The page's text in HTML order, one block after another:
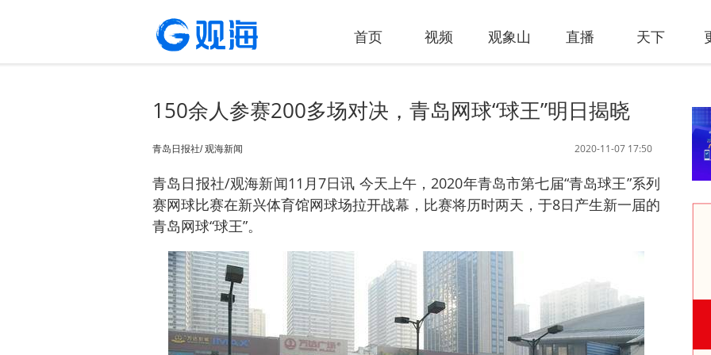
首页 视频 观象山 直播 天下
150余人参赛200多场对决，青岛网球“球王”明日揭晓
2020-11-07 17:50
青岛日报社/ 观海新闻
青岛日报社/观海新闻11月7日讯 今天上午，2020年青岛市第七届“青岛球王”系列
赛网球比赛在新兴体育馆网球场拉开战幕，比赛将历时两天，于8日产生新一届的
青岛网球“球王”。